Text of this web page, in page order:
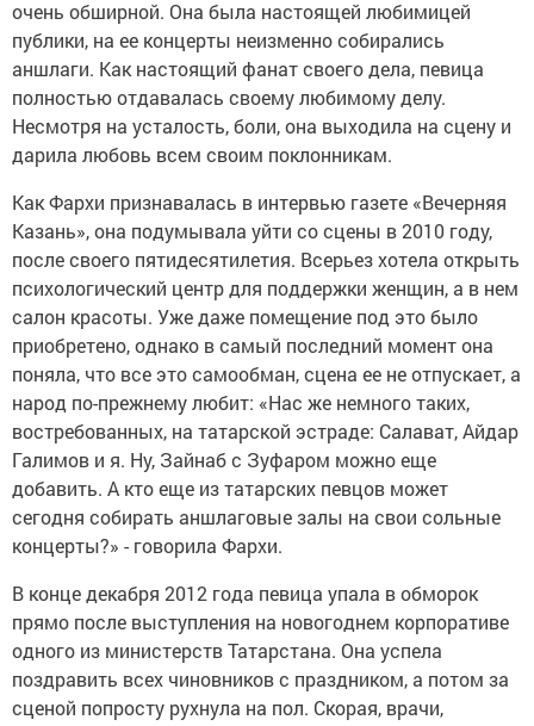
очень обширной. Она была настоящей любимицей
публики, на ее концерты неизменно собирались
аншлаги. Как настоящий фанат своего дела, певица
полностью отдавалась своему любимому делу.
Несмотря на усталость, боли, она выходила на сцену и
дарила любовь всем своим поклонникам.
Как Фархи признавалась в интервью газете «Вечерняя
Казань», она подумывала уйти со сцены в 2010 году,
после своего пятидесятилетия. Всерьез хотела открыть
психологический центр для поддержки женщин, а в нем
салон красоты. Уже даже помещение под это было
приобретено, однако в самый последний момент она
поняла, что все это самообман, сцена ее не отпускает, а
народ по-прежнему любит: «Нас же немного таких,
востребованных, на татарской эстраде: Салават, Айдар
Галимов и я. Ну, Зайнаб с Зуфаром можно еще
добавить. А кто еще из татарских певцов может
сегодня собирать аншлаговые залы на свои сольные
концерты?» - говорила Фархи.
В конце декабря 2012 года певица упала в обморок
прямо после выступления на новогоднем корпоративе
одного из министерств Татарстана. Она успела
поздравить всех чиновников с праздником, а потом за
сценой попросту рухнула на пол. Скорая, врачи,